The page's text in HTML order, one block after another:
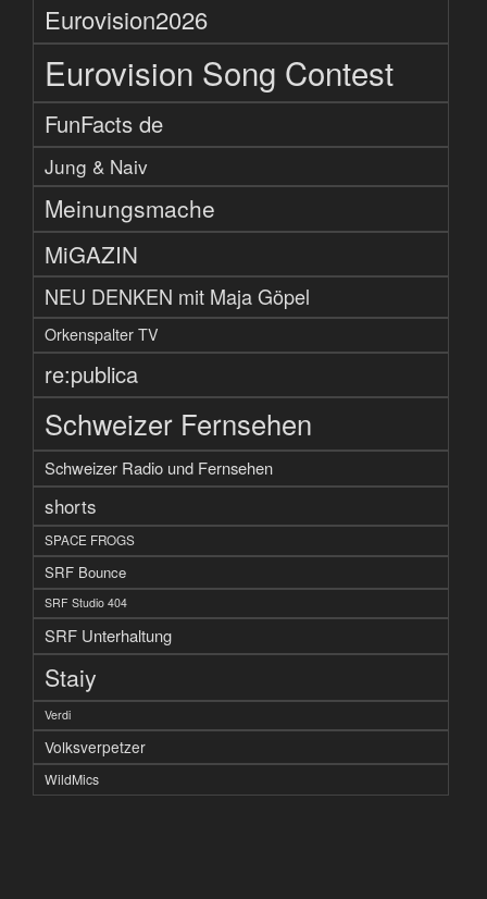
Eurovision2026
Eurovision Song Contest
FunFacts de
Jung & Naiv
Meinungsmache
MiGAZIN
NEU DENKEN mit Maja Göpel
Orkenspalter TV
re:publica
Schweizer Fernsehen
Schweizer Radio und Fernsehen
shorts
SPACE FROGS
SRF Bounce
SRF Studio 404
SRF Unterhaltung
Staiy
Verdi
Volksverpetzer
WildMics